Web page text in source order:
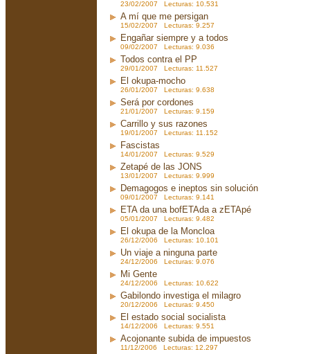
23/02/2007 Lecturas: 10.531
A mí que me persigan
15/02/2007 Lecturas: 9.257
Engañar siempre y a todos
09/02/2007 Lecturas: 9.036
Todos contra el PP
29/01/2007 Lecturas: 11.527
El okupa-mocho
26/01/2007 Lecturas: 9.638
Será por cordones
21/01/2007 Lecturas: 9.159
Carrillo y sus razones
19/01/2007 Lecturas: 11.152
Fascistas
14/01/2007 Lecturas: 9.529
Zetapé de las JONS
13/01/2007 Lecturas: 9.999
Demagogos e ineptos sin solución
09/01/2007 Lecturas: 9.141
ETA da una bofETAda a zETApé
05/01/2007 Lecturas: 9.482
El okupa de la Moncloa
26/12/2006 Lecturas: 10.101
Un viaje a ninguna parte
24/12/2006 Lecturas: 9.076
Mi Gente
24/12/2006 Lecturas: 10.622
Gabilondo investiga el milagro
20/12/2006 Lecturas: 9.450
El estado social socialista
14/12/2006 Lecturas: 9.551
Acojonante subida de impuestos
11/12/2006 Lecturas: 12.297